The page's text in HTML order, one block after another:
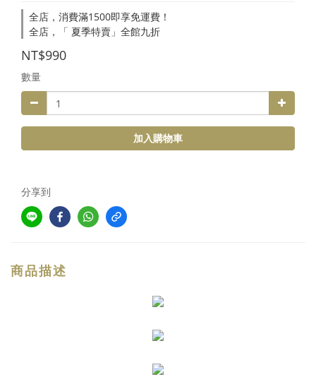
全店，消費滿1500即享免運費！
全店，「 夏季特賣」全館九折
NT$990
數量
加入購物車
分享到
商品描述